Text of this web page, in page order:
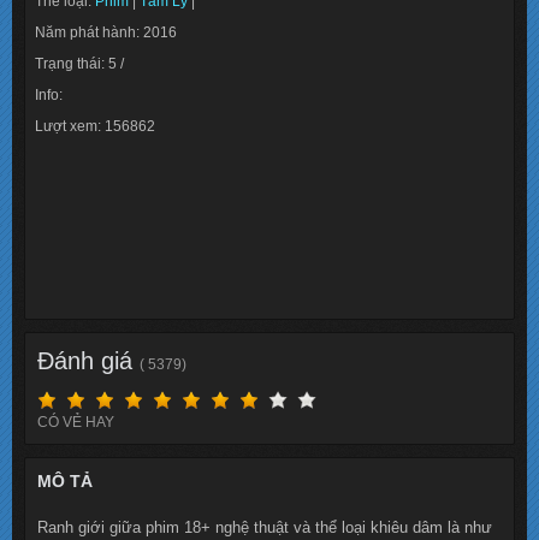
Năm phát hành: 2016
Trạng thái: 5 /
Info:
Lượt xem: 156862
Đánh giá ( 5379)
CÓ VẺ HAY
MÔ TẢ
Ranh giới giữa phim 18+ nghệ thuật và thể loại khiêu dâm là như